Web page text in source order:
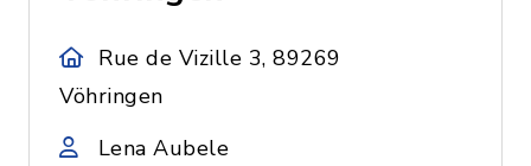
Rue de Vizille 3, 89269
Vöhringen
Lena Aubele